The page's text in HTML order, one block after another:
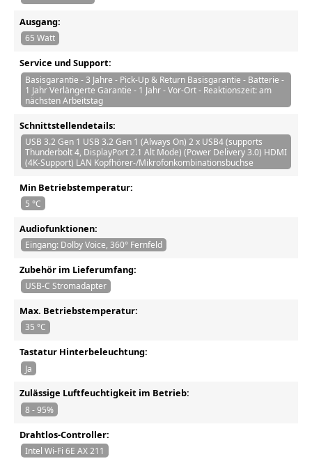
Ausgang:
65 Watt
Service und Support:
Basisgarantie - 3 Jahre - Pick-Up & Return Basisgarantie - Batterie -
1 Jahr Verlängerte Garantie - 1 Jahr - Vor-Ort - Reaktionszeit: am
nächsten Arbeitstag
Schnittstellendetails:
USB 3.2 Gen 1 USB 3.2 Gen 1 (Always On) 2 x USB4 (supports
Thunderbolt 4, DisplayPort 2.1 Alt Mode) (Power Delivery 3.0) HDMI
(4K-Support) LAN Kopfhörer-/Mikrofonkombinationsbuchse
Min Betriebstemperatur:
5 °C
Audiofunktionen:
Eingang: Dolby Voice, 360° Fernfeld
Zubehör im Lieferumfang:
USB-C Stromadapter
Max. Betriebstemperatur:
35 °C
Tastatur Hinterbeleuchtung:
Ja
Zulässige Luftfeuchtigkeit im Betrieb:
8 - 95%
Drahtlos-Controller:
Intel Wi-Fi 6E AX 211